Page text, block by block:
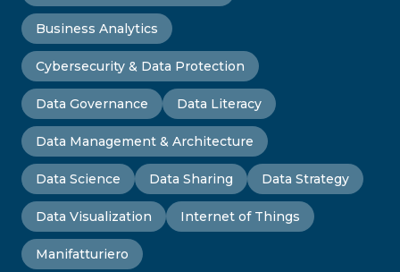
Business Analytics
Cybersecurity & Data Protection
Data Governance Data Literacy
Data Management & Architecture
Data Science Data Sharing Data Strategy
Data Visualization Internet of Things
Manifatturiero